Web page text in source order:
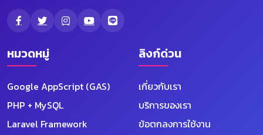
หมวดหมู่
Google AppScript (GAS)
PHP + MySQL
Laravel Framework
ลิงก์ด่วน
เกี่ยวกับเรา
บริการของเรา
ข้อตกลงการใช้งาน